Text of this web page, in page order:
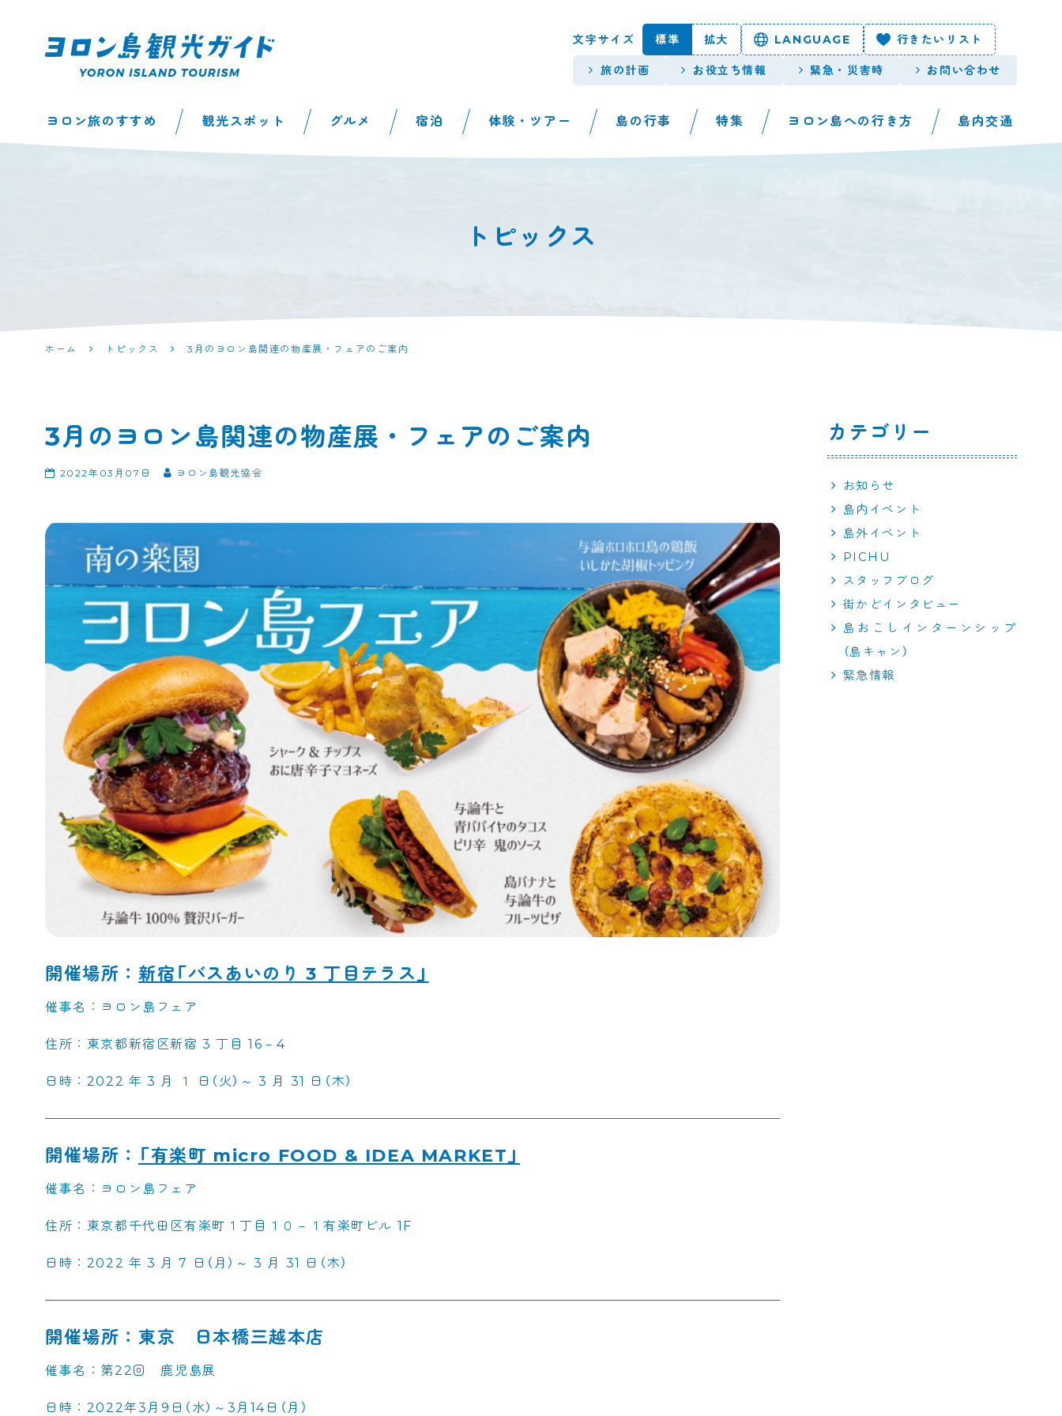
ド | 鹿児島県最南
文字サイズ 標準 拡大 LANGUAGE 行きたいリスト
旅の計画 お役立ち情報 緊急・災害時 お問い合わせ
ヨロン旅のすすめ 観光スポット グルメ 宿泊 体験・ツアー 島の行事 特集 ヨロン島への行き方 島内交通
トピックス
ホーム トピックス 3月のヨロン島関連の物産展・フェアのご案内
3月のヨロン島関連の物産展・フェアのご案内
2022年03月07日 ヨロン島観光協会
開催場所： 新宿「バスあいのり 3 丁目テラス」
催事名：ヨロン島フェア
住所：東京都新宿区新宿 3 丁目 16－4
日時：2022 年 3 月 １ 日（火）～ 3 月 31 日（木）
開催場所： 「有楽町 micro FOOD & IDEA MARKET」
催事名：ヨロン島フェア
住所：東京都千代田区有楽町１丁目１０－１有楽町ビル 1F
日時：2022 年 3 月 7 日（月）～ 3 月 31 日（木）
開催場所：東京 日本橋三越本店
催事名：第22回 鹿児島展
日時：2022年3月9日（水）～3月14日（月）
カテゴリー
お知らせ
島内イベント
島外イベント
PICHU
スタッフブログ
街かどインタビュー
島おこしインターンシップ
（島キャン）
緊急情報